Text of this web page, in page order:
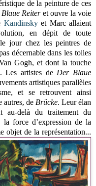
de la peinture de ces
Reiter et ouvre la voie
Kandinskyet Marc allaient
en dépit de toute
jour chez les peintres de
décernable dans les toiles
Gogh, et dont la touche
Les artistes de Der Blaue
artistiques parallèles
et se retrouvent ainsi
autres, de Brücke. Leur élan
au-delà du traitement du
la force d’expression de la
objet de la représentation...